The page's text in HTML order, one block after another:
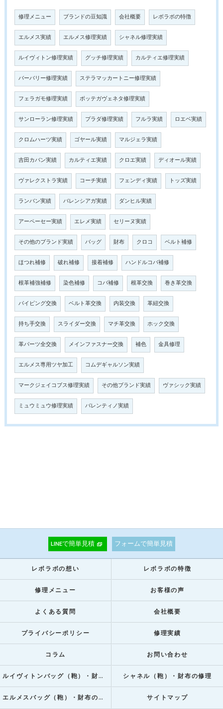
修理メニュー ブランドの豆知識 会社概要 レボラボの特徴
エルメス実績 エルメス修理実績 シャネル修理実績
ルイヴィトン修理実績 グッチ修理実績 カルティエ修理実績
バーバリー修理実績 ステラマッカートニー修理実績
フェラガモ修理実績 ボッテガヴェネタ修理実績
サンローラン修理実績 プラダ修理実績 フルラ実績 ロエベ実績
クロムハーツ実績 ゴヤール実績 マルジェラ実績
吉田カバン実績 カルティエ実績 クロエ実績 ディオール実績
ヴァレクストラ実績 コーチ実績 フェンディ実績 トッズ実績
ランバン実績 バレンシアガ実績 ダンヒル実績
アーペーセー実績 エレメ実績 セリーヌ実績
その他のブランド実績 バッグ 財布 クロコ ベルト補修
ほつれ補修 破れ補修 接着補修 ハンドルコバ補修
根革補強補修 染色補修 コバ補修 根革交換 巻き革交換
パイピング交換 ベルト革交換 内装交換 革紐交換
持ち手交換 スライダー交換 マチ革交換 ホック交換
革パーツ全交換 メインファスナー交換 補色 金具修理
エルメス専用ツヤ加工 コムデギャルソン実績
マークジェイコブス修理実績 その他ブランド実績 ヴァシック実績
ミュウミュウ修理実績 バレンティノ実績
LINEで簡単見積 フォームで簡単見積
レボラボの想い レボラボの特徴
修理メニュー お客様の声
よくある質問 会社概要
プライバシーポリシー 修理実績
コラム お問い合わせ
ルイヴィトンバッグ（鞄）・財布の修理 シャネル（鞄）・財布の修理
エルメスバッグ（鞄）・財布の修理 サイトマップ